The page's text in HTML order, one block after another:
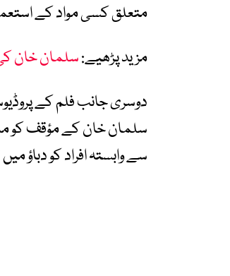
متعلق کسی مواد کے
مزید پڑھیے:سلمان خان
دوسری جانب فلم کے
سلمان خان کے مؤقف کو
سے وابستہ افراد کو دباؤ